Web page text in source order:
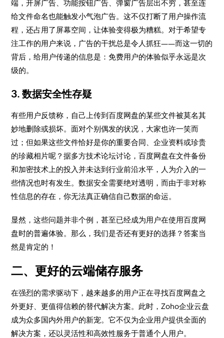
端，开屏广告、功能按钮广告、弹窗广告层出不穷，甚至连
给文件命名也能触发小气泡广告。这不仅打断了用户操作流
程，还占用了屏幕空间，让体验变得极为糟糕。对于希望专
注工作的用户来说，广告的干扰总是令人抓狂——而这一切的
背后，给用户传递的信息是：免费用户的体验似乎永远是次
级的。
3. 数据安全性存疑
有些用户反馈称，自己上传到百度网盘的某些文件被莫名其
妙地删除或损坏。面对个别偶发的状况，大家也许一笑而
过；但如果这些文件恰好是你的重要合同、企业资料或珍贵
的珍藏相片呢？据多方技术论坛讨论，百度网盘在文件备份
和加密技术上的投入并未达到行业前沿水平，人为介入的一
些情况也时有发生。数据安全需要绝对透明，而由于非对称
性信息的存在，你无法真正确信自己数据的命运。
显然，这些问题并非个例，甚至已经成为用户在使用百度网
盘时的普遍体验。那么，我们是否还有更好的选择？答案当
然是肯定的！
二、更好的云端储存服务
在强烈的需求驱动下，越来越多的用户正在寻找百度网盘之
外更好、更值得信赖的替代解决方案。此时，Zoho企业云盘
成为众多国内外用户的新宠。它不仅为企业用户提供全面的
解决方案，还以灵活性和高效性服务于普通个人用户。